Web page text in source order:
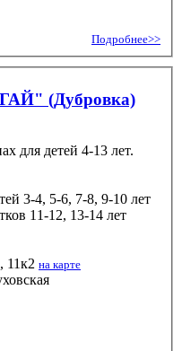
Подробнее>>
(Дубровка)
для детей 4-13 лет.
3-4, 5-6, 7-8, 9-10 лет
11-12, 13-14 лет
11к2 на карте